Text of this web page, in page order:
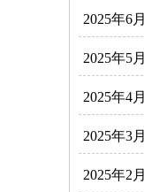
2025年6月
2025年5月
2025年4月
2025年3月
2025年2月